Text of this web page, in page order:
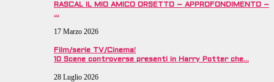
RASCAL IL MIO AMICO ORSETTO – APPROFONDIMENTO –
…
17 Marzo 2026
Film/serie TV/Cinema!
10 Scene controverse presenti in Harry Potter che…
28 Luglio 2026